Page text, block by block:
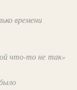
времени
что-то не так»